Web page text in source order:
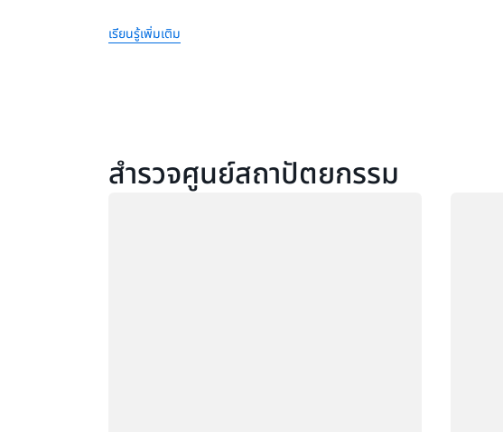
เรียนรู้เพิ่มเติม
สำรวจศูนย์สถาปัตยกรรม